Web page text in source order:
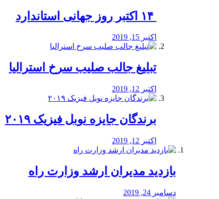
اکتبر 15, 2019
تبلیغ جالب صلیب سرخ استرالیا
اکتبر 12, 2019
برندگان جایزه نوبل فیزیک ۲۰۱۹
اکتبر 12, 2019
بازدید مدیران ارشد وزارت راه
دسامبر 24, 2019